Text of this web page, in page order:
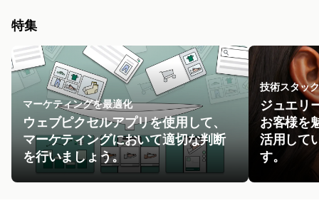
特集
マーケティングを最適化
ウェブピクセルアプリを使用して、
マーケティングにおいて適切な判断
を行いましょう。
技術スタック
ジュエリ
お客様を
活用して
す。